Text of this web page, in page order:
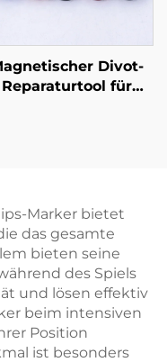
Divot-
Reparaturtool für
Marker bietet
das gesamte
bieten seine
des Spiels
und lösen effektiv
beim intensiven
Position
ist besonders